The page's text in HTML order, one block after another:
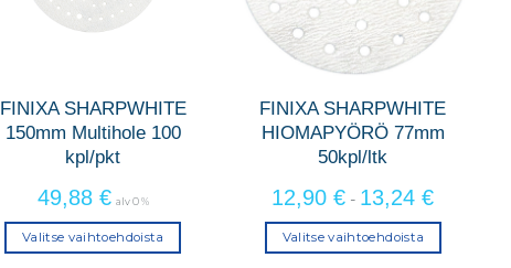
tuotteen
sivulla.
tuotteen
sivulla.
FINIXA SHARPWHITE
150mm Multihole 100
kpl/pkt
49,88 € alv 0 %
Valitse vaihtoehdoista
FINIXA SHARPWHITE
HIOMAPYÖRÖ 77mm
50kpl/ltk
12,90€ - 13,24€
Valitse vaihtoehdoista